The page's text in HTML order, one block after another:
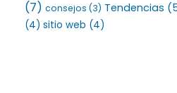
(7) consejos (3) Tendencias
(4) sitio web (4)